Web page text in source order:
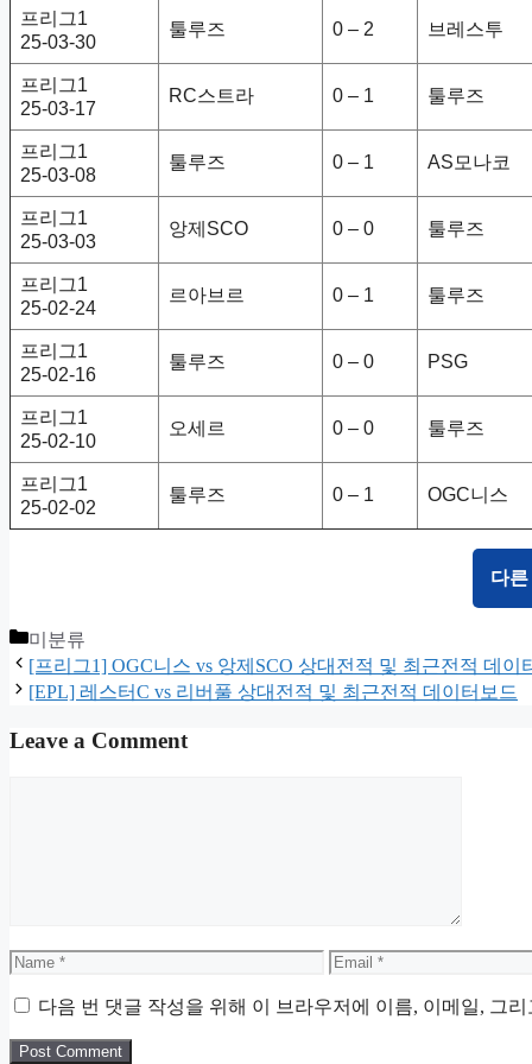
프리그1
25-03-30
툴루즈 0 – 2 브레스투
프리그1
25-03-17
RC스트라 0 – 1 툴루즈
프리그1
25-03-08
툴루즈 0 – 1 AS모나코
프리그1
25-03-03
앙제SCO 0 – 0 툴루즈
프리그1
25-02-24
르아브르 0 – 1 툴루즈
프리그1
25-02-16
툴루즈 0 – 0 PSG
프리그1
25-02-10
오세르 0 – 0 툴루즈
프리그1
25-02-02
툴루즈 0 – 1 OGC니스
다
Categories
미분류
[프리그1] OGC니스 vs 앙제SCO 상대전적 및 최근전적 데이
[EPL] 레스터C vs 리버풀 상대전적 및 최근전적 데이터보드
Leave a Comment
Name Email
다음 번 댓글 작성을 위해 이 브라우저에 이름, 이메일, 그